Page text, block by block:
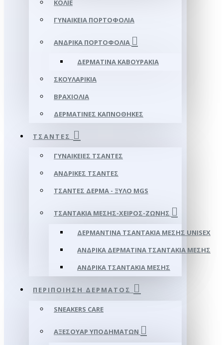
ΚΟΛΙΈ
ΓΥΝΑΙΚΕΊΑ ΠΟΡΤΟΦΌΛΙΑ
ΑΝΔΡΙΚΆ ΠΟΡΤΟΦΌΛΙΑ
ΔΕΡΜΆΤΙΝΑ ΚΑΒΟΥΡΆΚΙΑ
ΣΚΟΥΛΑΡΊΚΙΑ
ΒΡΑΧΙΌΛΙΑ
ΔΕΡΜΆΤΙΝΕΣ ΚΑΠΝΟΘΉΚΕΣ
ΤΣΆΝΤΕΣ
ΓΥΝΑΙΚΕΊΕΣ ΤΣΆΝΤΕΣ
ΑΝΔΡΙΚΈΣ ΤΣΆΝΤΕΣ
ΤΣΆΝΤΕΣ ΔΈΡΜΑ - ΞΎΛΟ MGS
ΤΣΑΝΤΆΚΙΑ ΜΈΣΗΣ-ΧΕΙΡΌΣ-ΖΏΝΗΣ
ΔΕΡΜΆΝΤΙΝΑ ΤΣΑΝΤΆΚΙΑ ΜΈΣΗΣ UNISEX
ΑΝΔΡΙΚΆ ΔΕΡΜΆΤΙΝΑ ΤΣΑΝΤΆΚΙΑ ΜΈΣΗΣ
ΑΝΔΡΙΚΆ ΤΣΑΝΤΆΚΙΑ ΜΈΣΗΣ
ΠΕΡΙΠΟΊΗΣΗ ΔΈΡΜΑΤΟΣ
SNEAKERS CARE
ΑΞΕΣΟΥΑΡ ΥΠΟΔΗΜΆΤΩΝ